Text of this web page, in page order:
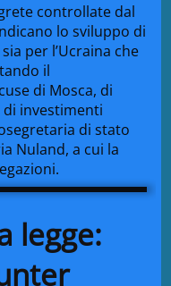
controllate dal
lo sviluppo di
per l’Ucraina che
il
di Mosca, di
investimenti
di stato
Nuland, a cui la
legge: